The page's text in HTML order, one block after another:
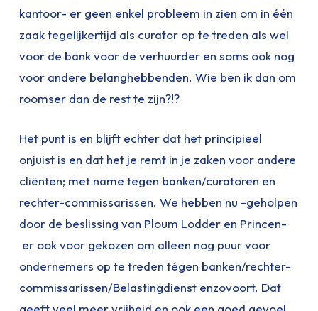
kantoor- er geen enkel probleem in zien om in één
zaak tegelijkertijd als curator op te treden als wel
voor de bank voor de verhuurder en soms ook nog
voor andere belanghebbenden. Wie ben ik dan om
roomser dan de rest te zijn?!?
Het punt is en blijft echter dat het principieel
onjuist is en dat het je remt in je zaken voor andere
cliënten; met name tegen banken/curatoren en
rechter-commissarissen. We hebben nu -geholpen
door de beslissing van Ploum Lodder en Princen-
er ook voor gekozen om alleen nog puur voor
ondernemers op te treden tégen banken/rechter-
commissarissen/Belastingdienst enzovoort. Dat